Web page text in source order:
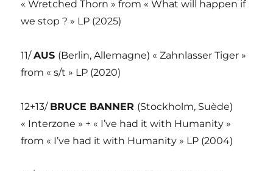
« Wretched Thorn » from « What will happen if
we stop ? » LP (2025)
11/AUS (Berlin, Allemagne) « Zahnlasser Tiger »
from « s/t » LP (2020)
12+13/ BRUCE BANNER (Stockholm, Suède)
« Interzone » + « I’ve had it with Humanity »
from « I’ve had it with Humanity » LP (2004)